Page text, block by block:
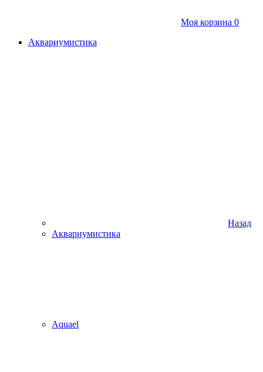
Моя корзина 0
Аквариумистика
Назад
Аквариумистика
Aquael